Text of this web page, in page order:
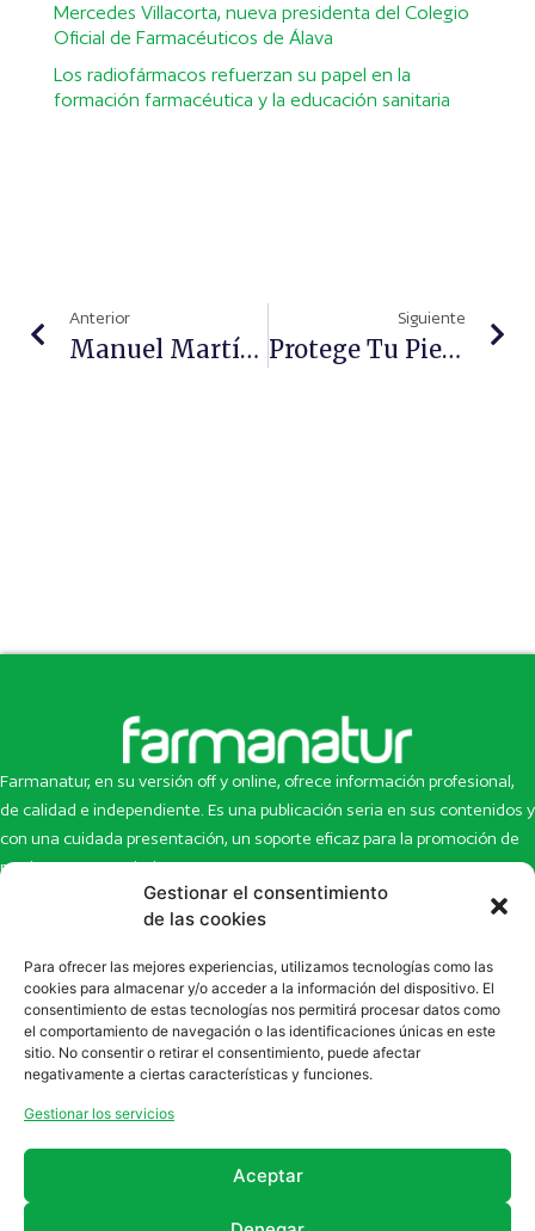
Gestionar el consentimiento
de las cookies
Para ofrecer las mejores experiencias, utilizamos tecnologías como las
cookies para almacenar y/o acceder a la información del dispositivo. El
consentimiento de estas tecnologías nos permitirá procesar datos como
el comportamiento de navegación o las identificaciones únicas en este
sitio. No consentir o retirar el consentimiento, puede afectar
negativamente a ciertas características y funciones.
Gestionar los servicios
Aceptar
Mercedes Villacorta, nueva presidenta del Colegio
Oficial de Farmacéuticos de Álava
Los radiofármacos refuerzan su papel en la
formación farmacéutica y la educación sanitaria
Anterior
Manuel Martínez Del Peral Toma Posesión Como Nuevo Presidente Del COFM
Siguiente
Protege Tu Piel Y El Medio Ambiente Con Los Solares Orgánicos Y Sostenibles De Nuura
Farmanatur, en su versión off y online, ofrece información profesional,
de calidad e independiente. Es una publicación seria en sus contenidos y
con una cuidada presentación, un soporte eficaz para la promoción de
productos y novedades.
Inicio
Newsletter
Eco Multimedia
Contacto
Artículos
Escaparate
Enlaces de interés
SUSCRÍBETE A NUESTRO NEWSLETTER
la sección deNewsletter